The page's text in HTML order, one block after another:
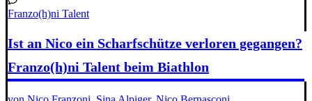
Franzo(h)ni Talent
Ist an Nico ein Scharfschütze verloren gegangen?
Franzo(h)ni Talent beim Biathlon